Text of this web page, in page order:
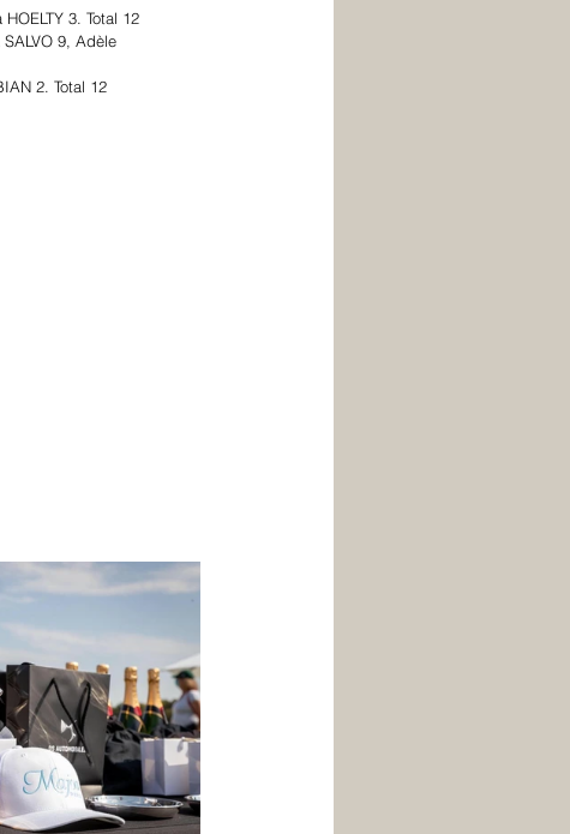
3. Total 12
9, Adèle
2. Total 12